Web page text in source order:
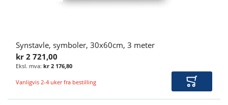
Synstavle, symboler, 30x60cm, 3 meter
kr 2 721,00
kr 2 176,80
Vanligvis 2-4 uker fra bestilling Legg i